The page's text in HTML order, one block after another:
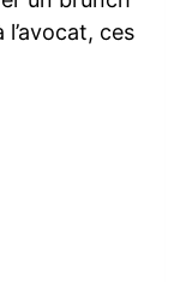
ces